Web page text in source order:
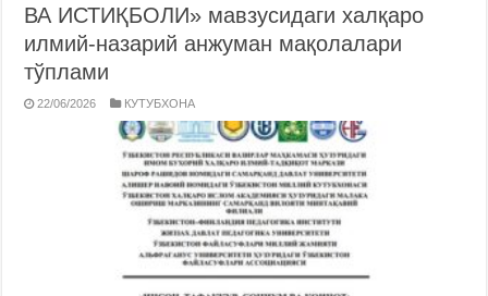
ВА ИСТИҚБОЛИ» мавзусидаги халқаро
илмий-назарий анжуман мақолалари
тўплами
22/06/2026 КУТУБХОНА